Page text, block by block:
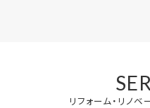
リフォーム・リノ